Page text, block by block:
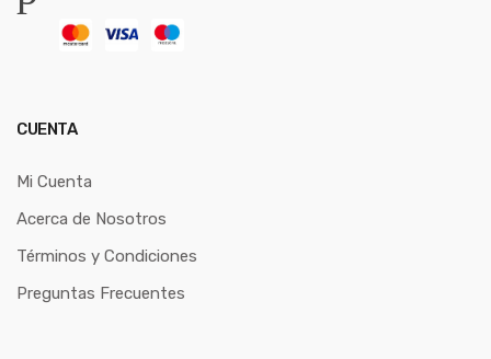
CUENTA
Mi Cuenta
Acerca de Nosotros
Términos y Condiciones
Preguntas Frecuentes